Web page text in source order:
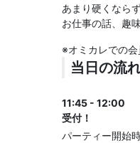
あまり硬くなら
お仕事の話、趣
※オミカレでの会
当日の流
11:45 - 12:00
受付！
パーティー開始